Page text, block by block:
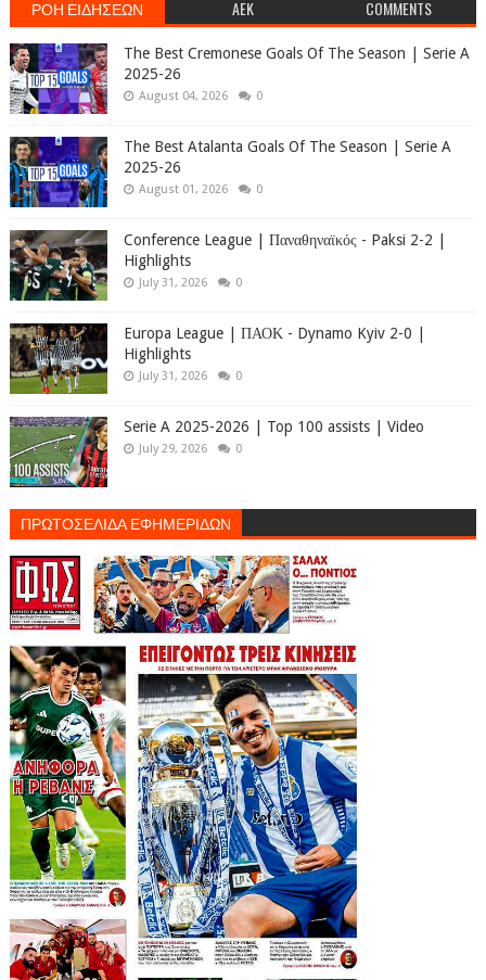
ΡΟΗ ΕΙΔΗΣΕΩΝ AEK COMMENTS
The Best Cremonese Goals Of The Season | Serie A
2025-26
August 04, 2026 0
The Best Atalanta Goals Of The Season | Serie A
2025-26
August 01, 2026 0
Conference League | Παναθηναϊκός - Paksi 2-2 |
Highlights
July 31, 2026 0
Europa League | ΠΑΟΚ - Dynamo Kyiv 2-0 |
Highlights
July 31, 2026 0
Serie A 2025-2026 | Top 100 assists | Video
July 29, 2026 0
ΠΡΩΤΟΣΕΛΙΔΑ ΕΦΗΜΕΡΙΔΩΝ